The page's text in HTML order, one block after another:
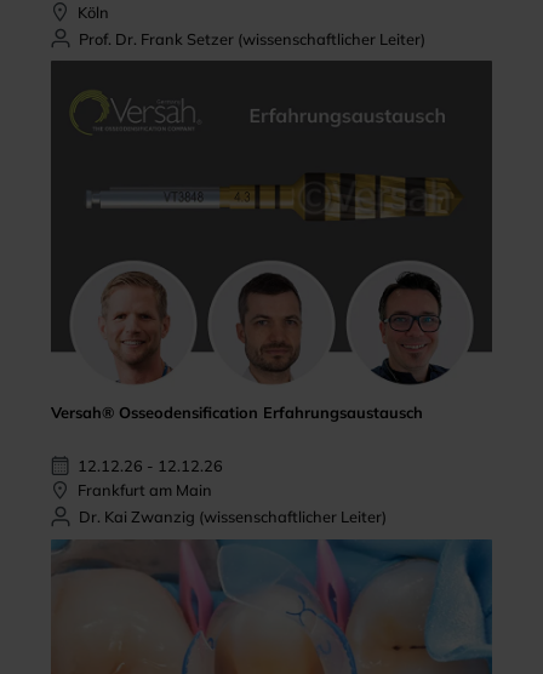
Köln
Prof. Dr. Frank Setzer (wissenschaftlicher Leiter)
Versah® Osseodensification Erfahrungsaustausch
12.12.26 - 12.12.26
Frankfurt am Main
Dr. Kai Zwanzig (wissenschaftlicher Leiter)